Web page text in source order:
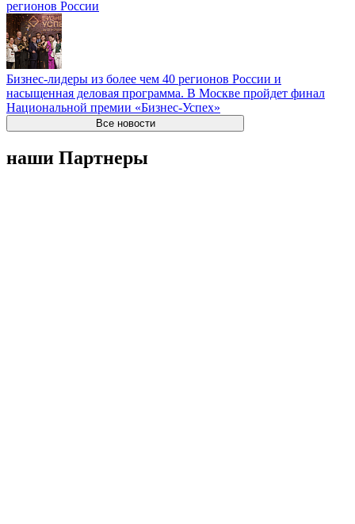
регионов России
Бизнес-лидеры из более чем 40 регионов России и
насыщенная деловая программа. В Москве пройдет финал
Национальной премии «Бизнес-Успех»
Все новости
наши Партнеры